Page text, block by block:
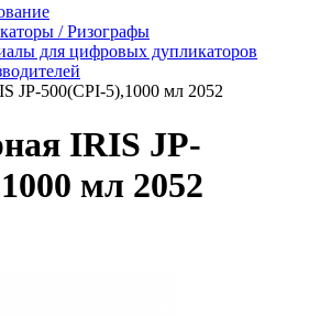
/ Ризографы
для цифровых дупликаторов
JP-500(CPI-5),1000 мл 2052
IRIS JP-
мл 2052